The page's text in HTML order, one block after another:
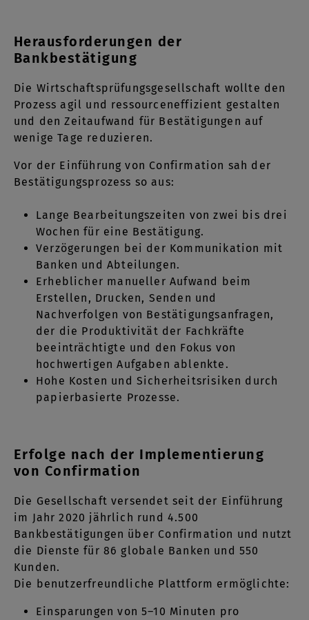
Herausforderungen der
Bankbestätigung
Die Wirtschaftsprüfungsgesellschaft wollte den
Prozess agil und ressourceneffizient gestalten
und den Zeitaufwand für Bestätigungen auf
wenige Tage reduzieren.
Vor der Einführung von Confirmation sah der
Bestätigungsprozess so aus:
Lange Bearbeitungszeiten von zwei bis drei
Wochen für eine Bestätigung.
Verzögerungen bei der Kommunikation mit
Banken und Abteilungen.
Erheblicher manueller Aufwand beim
Erstellen, Drucken, Senden und
Nachverfolgen von Bestätigungsanfragen,
der die Produktivität der Fachkräfte
beeinträchtigte und den Fokus von
hochwertigen Aufgaben ablenkte.
Hohe Kosten und Sicherheitsrisiken durch
papierbasierte Prozesse.
Erfolge nach der Implementierung
von Confirmation
Die Gesellschaft versendet seit der Einführung
im Jahr 2020 jährlich rund 4.500
Bankbestätigungen über Confirmation und nutzt
die Dienste für 86 globale Banken und 550
Kunden.
Die benutzerfreundliche Plattform ermöglichte:
Einsparungen von 5–10 Minuten pro